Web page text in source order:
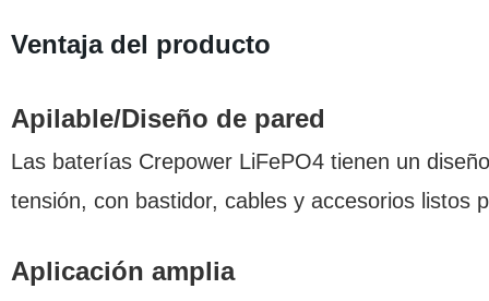
Ventaja del producto
Apilable/Diseño de pared
Las baterías Crepower LiFePO4 tienen un
tensión, con bastidor, cables y accesorios listos
Aplicación amplia